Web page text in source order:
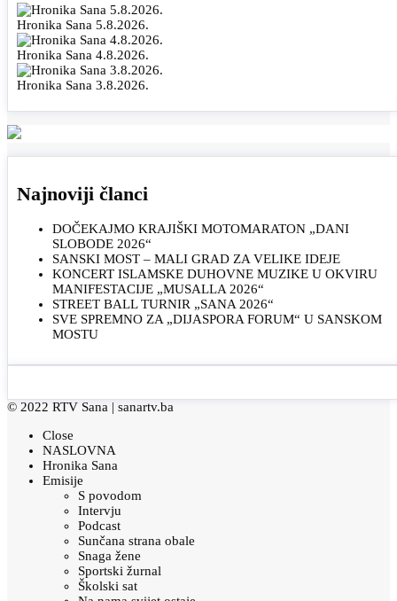
Hronika Sana 5.8.2026.
Hronika Sana 4.8.2026.
Hronika Sana 3.8.2026.
Najnoviji članci
DOČEKAJMO KRAJIŠKI MOTOMARATON „DANI
SLOBODE 2026“
SANSKI MOST – MALI GRAD ZA VELIKE IDEJE
KONCERT ISLAMSKE DUHOVNE MUZIKE U OKVIRU
MANIFESTACIJE „MUSALLA 2026“
STREET BALL TURNIR „SANA 2026“
SVE SPREMNO ZA „DIJASPORA FORUM“ U SANSKOM
MOSTU
© 2022 RTV Sana | sanartv.ba
Close
NASLOVNA
Hronika Sana
Emisije
S povodom
Intervju
Podcast
Sunčana strana obale
Snaga žene
Sportski žurnal
Školski sat